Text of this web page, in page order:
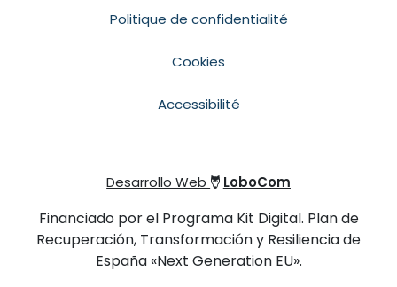
Politique de confidentialité
Cookies
Accessibilité
Desarrollo Web LoboCom
Financiado por el Programa Kit Digital. Plan de
Recuperación, Transformación y Resiliencia de
España «Next Generation EU».